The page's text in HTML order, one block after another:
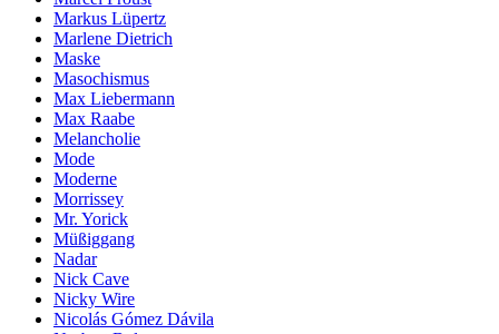
Markus Lüpertz
Marlene Dietrich
Maske
Masochismus
Max Liebermann
Max Raabe
Melancholie
Mode
Moderne
Morrissey
Mr. Yorick
Müßiggang
Nadar
Nick Cave
Nicky Wire
Nicolás Gómez Dávila